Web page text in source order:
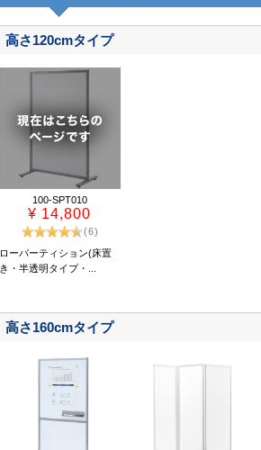
高さ120cmタイプ
100-SPT010
¥ 14,800
(6)
ローパーティション(床置
き・半透明タイプ・...
高さ160cmタイプ